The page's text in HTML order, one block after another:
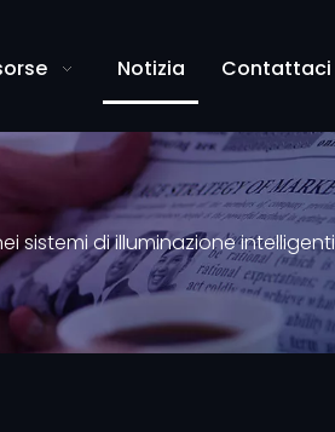
Notizia Contattaci
sistemi di illuminazione intelligenti